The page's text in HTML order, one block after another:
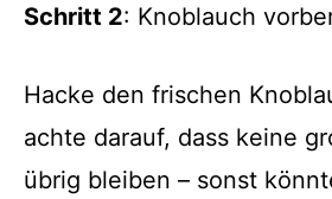
Schritt 2: Knoblauch
Hacke den frischen
achte darauf, dass keine
übrig bleiben – sonst